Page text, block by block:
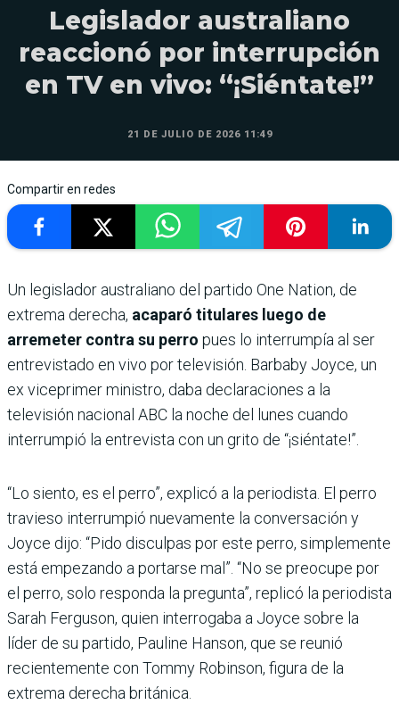
Legislador australiano
reaccionó por interrupción
en TV en vivo: “¡Siéntate!”
21 DE JULIO DE 2026 11:49
Compartir en redes
Un legislador australiano del partido One Nation, de
extrema derecha, acaparó titulares luego de
arremeter contra su perro pues lo interrumpía al ser
entrevistado en vivo por televisión. Barbaby Joyce, un
ex viceprimer ministro, daba declaraciones a la
televisión nacional ABC la noche del lunes cuando
interrumpió la entrevista con un grito de “¡siéntate!”.
“Lo siento, es el perro”, explicó a la periodista. El perro
travieso interrumpió nuevamente la conversación y
Joyce dijo: “Pido disculpas por este perro, simplemente
está empezando a portarse mal”. “No se preocupe por
el perro, solo responda la pregunta”, replicó la periodista
Sarah Ferguson, quien interrogaba a Joyce sobre la
líder de su partido, Pauline Hanson, que se reunió
recientemente con Tommy Robinson, figura de la
extrema derecha británica.